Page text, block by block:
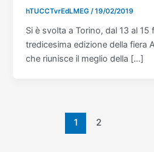
hTUCCTvrEdLMEG /19/02/2019
Si è svolta a Torino, dal 13 al 15
tredicesima edizione della fiera
che riunisce il meglio della […]
1 2